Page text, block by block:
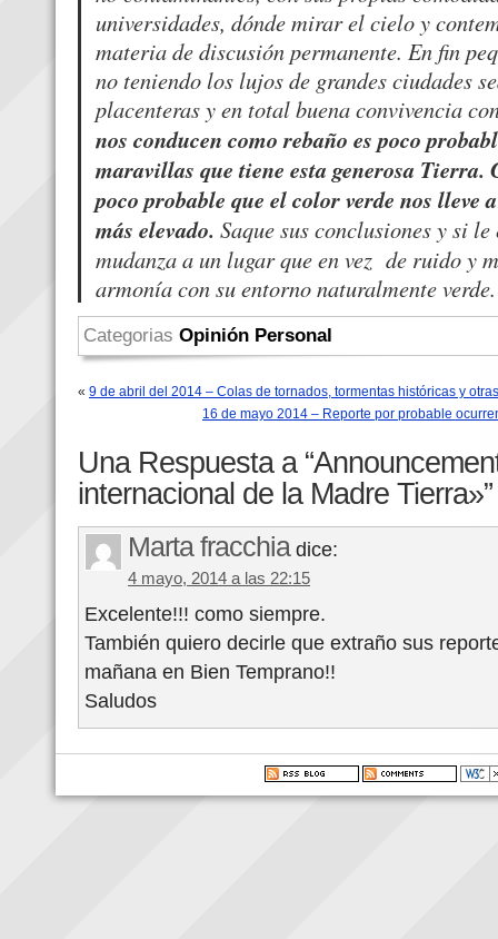
universidades, dónde mirar el cielo y
materia de discusión permanente. En fin
no teniendo los lujos de grandes ciudades
placenteras y en total buena convivencia
nos conducen como rebaño es poco
maravillas que tiene esta generosa Tierra.
poco probable que el color verde nos lleve
más elevado. Saque sus conclusiones y si
mudanza a un lugar que en vez de ruido y
armonía con su entorno naturalmente
Categorias Opinión Personal
« 9 de abril del 2014 – Colas de tornados, tormentas históricas y
16 de mayo 2014 – Reporte por probable
Una Respuesta a
internacional de la Madre Tierra»”
Marta fracchia dice:
4 mayo, 2014 a las 22:15
Excelente!!! como siempre.
También quiero decirle que extraño sus
mañana en Bien Temprano!!
Saludos